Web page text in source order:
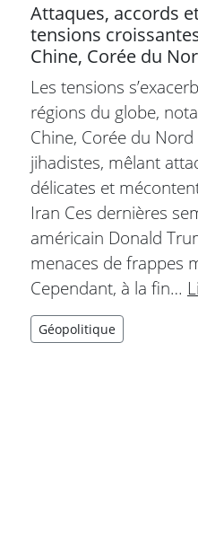
Attaques, accords
tensions
Chine, Corée du
Les tensions
régions du globe,
Chine, Corée du
jihadistes, mêlant
délicates et
Iran Ces dernières
américain Donald
menaces de frappes
Cependant, à la fin…
Géopolitique